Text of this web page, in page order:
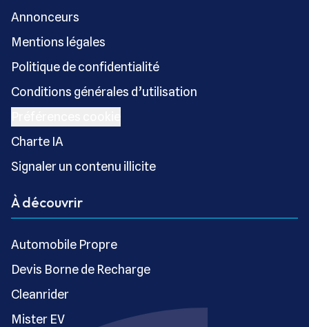
Annonceurs
Mentions légales
Politique de confidentialité
Conditions générales d’utilisation
Charte IA
Signaler un contenu illicite
À découvrir
Automobile Propre
Devis Borne de Recharge
Cleanrider
Mister EV